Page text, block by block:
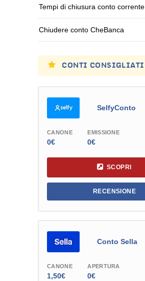
Tempi di chiusura conto corrente
Chiudere conto CheBanca
CONTI CONSIGLIATI
SelfyConto
CANONE
0€
EMISSIONE
0€
SCOPRI
RECENSIONE
Conto Sella
CANONE
1,50€
APERTURA
0€